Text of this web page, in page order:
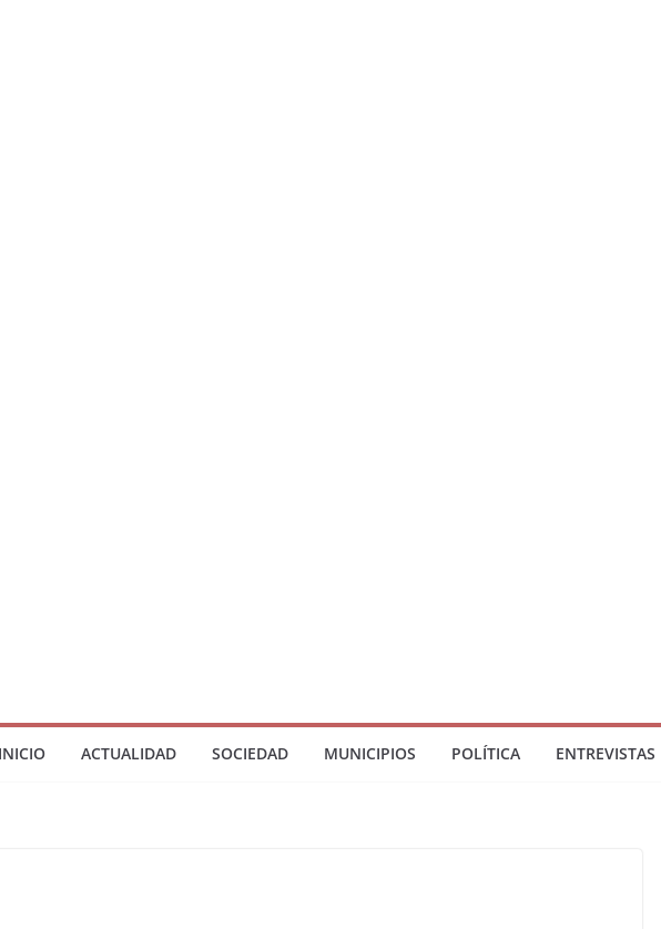
INICIO ACTUALIDAD SOCIEDAD MUNICIPIOS POLÍTICA ENTREVISTAS